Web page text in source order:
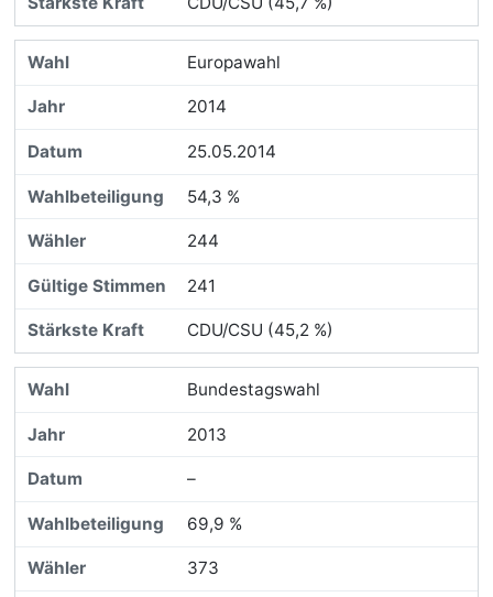
Europawahl
2014
25.05.2014
54,3 %
244
241
CDU/CSU (45,2 %)
Bundestagswahl
2013
–
69,9 %
373